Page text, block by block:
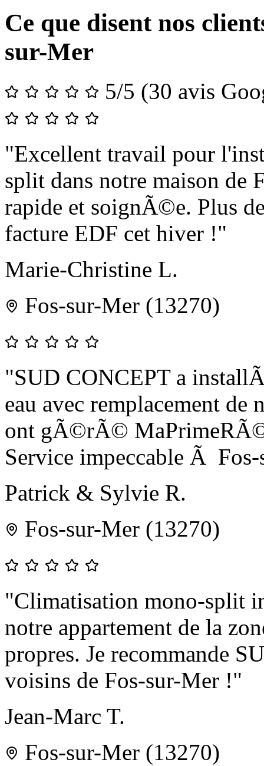
Ce que disent nos
sur-Mer
5/5 (30 avis
"Excellent travail pour
split dans notre maison de
rapide et soignÃ©e. Plus
facture EDF cet hiver !"
Marie-Christine L.
Fos-sur-Mer (13270)
"SUD CONCEPT a
eau avec remplacement
ont gÃ©rÃ©
Service impeccable Ã
Patrick & Sylvie R.
Fos-sur-Mer (13270)
"Climatisation mono-split
notre appartement de la
propres. Je recommande
voisins de Fos-sur-Mer !"
Jean-Marc T.
Fos-sur-Mer (13270)